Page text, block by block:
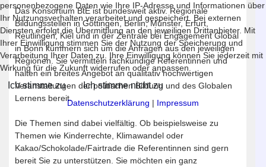
Das Konsortium BtE ist bundesweit aktiv. Regionale
Bildungsstellen in Göttingen, Berlin, Münster, Erfurt,
Reutlingen, Kiel und in der Zentrale bei Engagement Global
in Bonn kümmern sich um die Anfragen aus den jeweiligen
Regionen. Sie vermitteln fachkundige Referentinnen und
halten ein breites Angebot an qualitativ hochwertigen
Veranstaltungen der politischen Bildung und des Globalen
Lernens bereit.
Die Themen sind dabei vielfältig. Ob beispielsweise zu
Themen wie Kinderrechte, Klimawandel oder
Kakao/Schokolade/Fairtrade die Referentinnen sind gern
bereit Sie zu unterstützen. Sie möchten ein ganz
personenbezogene Daten wie Ihre IP-Adresse und Informationen über
Ihr Nutzungsverhalten verarbeitet und gespeichert. Bei externen
Diensten erfolgt die Übermittlung an den jeweiligen Drittanbieter. Mit
Ihrer Einwilligung stimmen Sie der Nutzung der Speicherung und
Verarbeitung Ihrer Daten zu. Ihre Einwilligung können Sie jederzeit mit
Wirkung für die Zukunft widerrufen oder anpassen.
Ich stimme zu Ich stimme nicht zu
Datenschutzerklärung | Impressum